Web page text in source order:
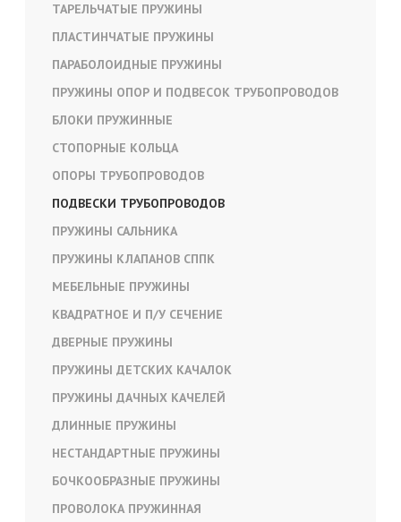
ТАРЕЛЬЧАТЫЕ ПРУЖИНЫ
ПЛАСТИНЧАТЫЕ ПРУЖИНЫ
ПАРАБОЛОИДНЫЕ ПРУЖИНЫ
ПРУЖИНЫ ОПОР И ПОДВЕСОК ТРУБОПРОВОДОВ
БЛОКИ ПРУЖИННЫЕ
СТОПОРНЫЕ КОЛЬЦА
ОПОРЫ ТРУБОПРОВОДОВ
ПОДВЕСКИ ТРУБОПРОВОДОВ
ПРУЖИНЫ САЛЬНИКА
ПРУЖИНЫ КЛАПАНОВ СППК
МЕБЕЛЬНЫЕ ПРУЖИНЫ
КВАДРАТНОЕ И П/У СЕЧЕНИЕ
ДВЕРНЫЕ ПРУЖИНЫ
ПРУЖИНЫ ДЕТСКИХ КАЧАЛОК
ПРУЖИНЫ ДАЧНЫХ КАЧЕЛЕЙ
ДЛИННЫЕ ПРУЖИНЫ
НЕСТАНДАРТНЫЕ ПРУЖИНЫ
БОЧКООБРАЗНЫЕ ПРУЖИНЫ
ПРОВОЛОКА ПРУЖИННАЯ